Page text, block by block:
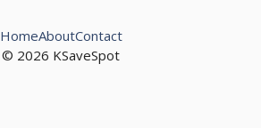
© 2026 KSaveSpot
HomeAboutContact